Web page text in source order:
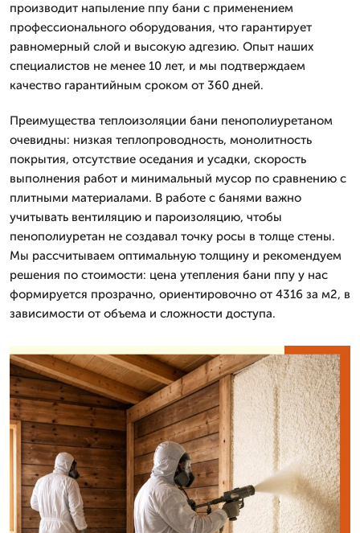
производит напыление ппу бани с применением
профессионального оборудования, что гарантирует
равномерный слой и высокую адгезию. Опыт наших
специалистов не менее 10 лет, и мы подтверждаем
качество гарантийным сроком от 360 дней.
Преимущества теплоизоляции бани пенополиуретаном
очевидны: низкая теплопроводность, монолитность
покрытия, отсутствие оседания и усадки, скорость
выполнения работ и минимальный мусор по сравнению с
плитными материалами. В работе с банями важно
учитывать вентиляцию и пароизоляцию, чтобы
пенополиуретан не создавал точку росы в толще стены.
Мы рассчитываем оптимальную толщину и рекомендуем
решения по стоимости: цена утепления бани ппу у нас
формируется прозрачно, ориентировочно от 4316 за м2, в
зависимости от объема и сложности доступа.